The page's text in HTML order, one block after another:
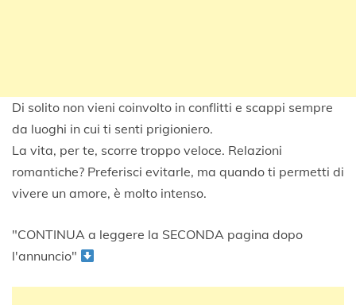
Di solito non vieni coinvolto in conflitti e scappi sempre
da luoghi in cui ti senti prigioniero.
La vita, per te, scorre troppo veloce. Relazioni
romantiche? Preferisci evitarle, ma quando ti permetti di
vivere un amore, è molto intenso.
"CONTINUA a leggere la SECONDA pagina dopo
l'annuncio"